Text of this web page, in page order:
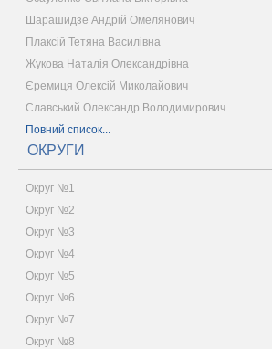
Шарашидзе Андрій Омелянович
Плаксій Тетяна Василівна
Жукова Наталія Олександрівна
Єремиця Олексій Миколайович
Славський Олександр Володимирович
Повний список...
ОКРУГИ
Округ №1
Округ №2
Округ №3
Округ №4
Округ №5
Округ №6
Округ №7
Округ №8